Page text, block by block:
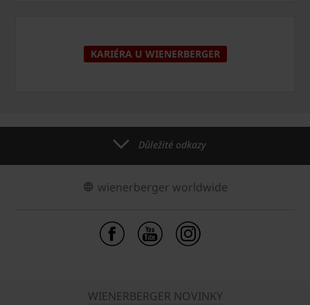
KARIÉRA U WIENERBERGER
Důležité odkazy
wienerberger worldwide
WIENERBERGER NOVINKY